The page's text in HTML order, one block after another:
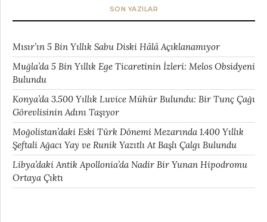
SON YAZILAR
Mısır’ın 5 Bin Yıllık Sabu Diski Hâlâ Açıklanamıyor
Muğla’da 5 Bin Yıllık Ege Ticaretinin İzleri: Melos Obsidyeni
Bulundu
Konya’da 3.500 Yıllık Luvice Mühür Bulundu: Bir Tunç Çağı
Görevlisinin Adını Taşıyor
Moğolistan’daki Eski Türk Dönemi Mezarında 1.400 Yıllık
Şeftali Ağacı Yay ve Runik Yazıtlı At Başlı Çalgı Bulundu
Libya’daki Antik Apollonia’da Nadir Bir Yunan Hipodromu
Ortaya Çıktı